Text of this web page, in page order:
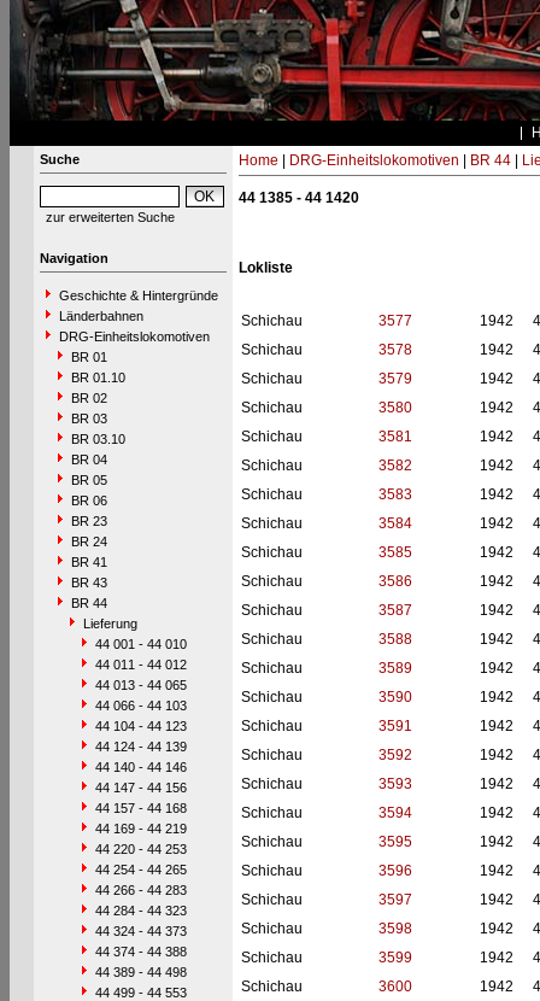
Suche
zur erweiterten Suche
Navigation
Geschichte & Hintergründe
Länderbahnen
DRG-Einheitslokomotiven
BR 01
BR 01.10
BR 02
BR 03
BR 03.10
BR 04
BR 05
BR 06
BR 23
BR 24
BR 41
BR 43
BR 44
Lieferung
44 001 - 44 010
44 011 - 44 012
44 013 - 44 065
44 066 - 44 103
44 104 - 44 123
44 124 - 44 139
44 140 - 44 146
44 147 - 44 156
44 157 - 44 168
44 169 - 44 219
44 220 - 44 253
44 254 - 44 265
44 266 - 44 283
44 284 - 44 323
44 324 - 44 373
44 374 - 44 388
44 389 - 44 498
44 499 - 44 553
Home DRG-Einheitslokomotiven BR 44|
44 1385 - 44 1420
Lokliste
Schichau 3577 1942
Schichau
3578 1942
Schichau
3579 1942
Schichau
3580 1942
Schichau
3581 1942
Schichau
3582 1942
Schichau
3583 1942
Schichau
3584 1942
Schichau
3585 1942
Schichau
3586 1942
Schichau
3587 1942
Schichau
3588 1942
Schichau
3589 1942
Schichau
3590 1942
Schichau
3591 1942
Schichau
3592 1942
Schichau
3593 1942
Schichau
3594 1942
Schichau
3595 1942
Schichau
3596 1942
Schichau
3597 1942
Schichau
3598 1942
Schichau
3599 1942
Schichau
3600 1942